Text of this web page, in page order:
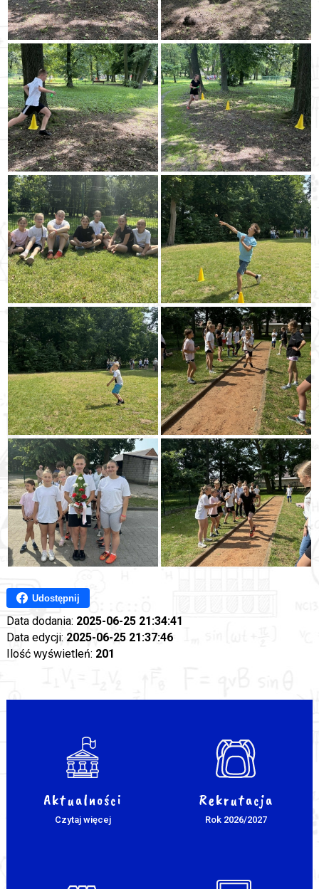
Udostępnij
Data dodania: 2025-06-25 21:34:41
Data edycji: 2025-06-25 21:37:46
Ilość wyświetleń: 201
Aktualności
Czytaj więcej
Rekrutacja
Rok 2026/2027